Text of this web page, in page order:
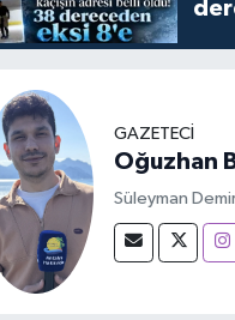
GAZETECİ
Oğuzhan
Süleyman